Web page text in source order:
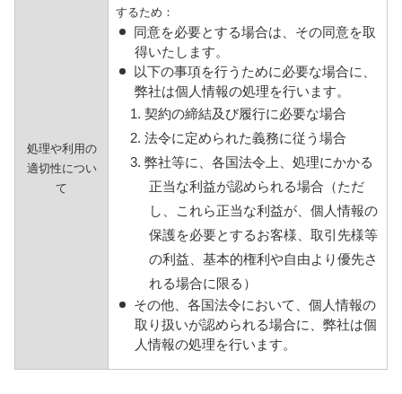
処理や利用の
適切性につい
て
するため：
同意を必要とする場合は、その同意を取
得いたします。
以下の事項を行うために必要な場合に、
弊社は個人情報の処理を行います。
1. 契約の締結及び履行に必要な場合
2. 法令に定められた義務に従う場合
3. 弊社等に、各国法令上、処理にかかる
正当な利益が認められる場合（ただ
し、これら正当な利益が、個人情報の
保護を必要とするお客様、取引先様等
の利益、基本的権利や自由より優先さ
れる場合に限る）
その他、各国法令において、個人情報の
取り扱いが認められる場合に、弊社は個
人情報の処理を行います。